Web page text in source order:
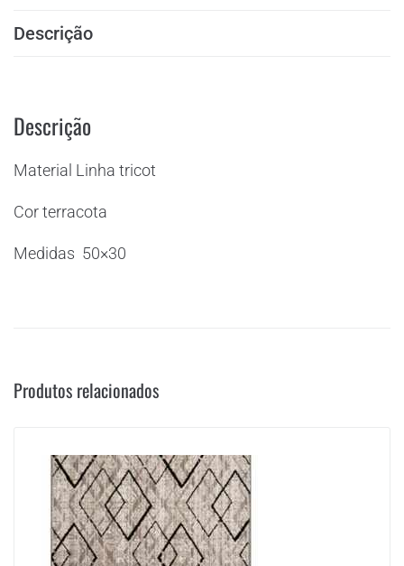
Descrição
Descrição
Material Linha tricot
Cor terracota
Medidas 50×30
Produtos relacionados